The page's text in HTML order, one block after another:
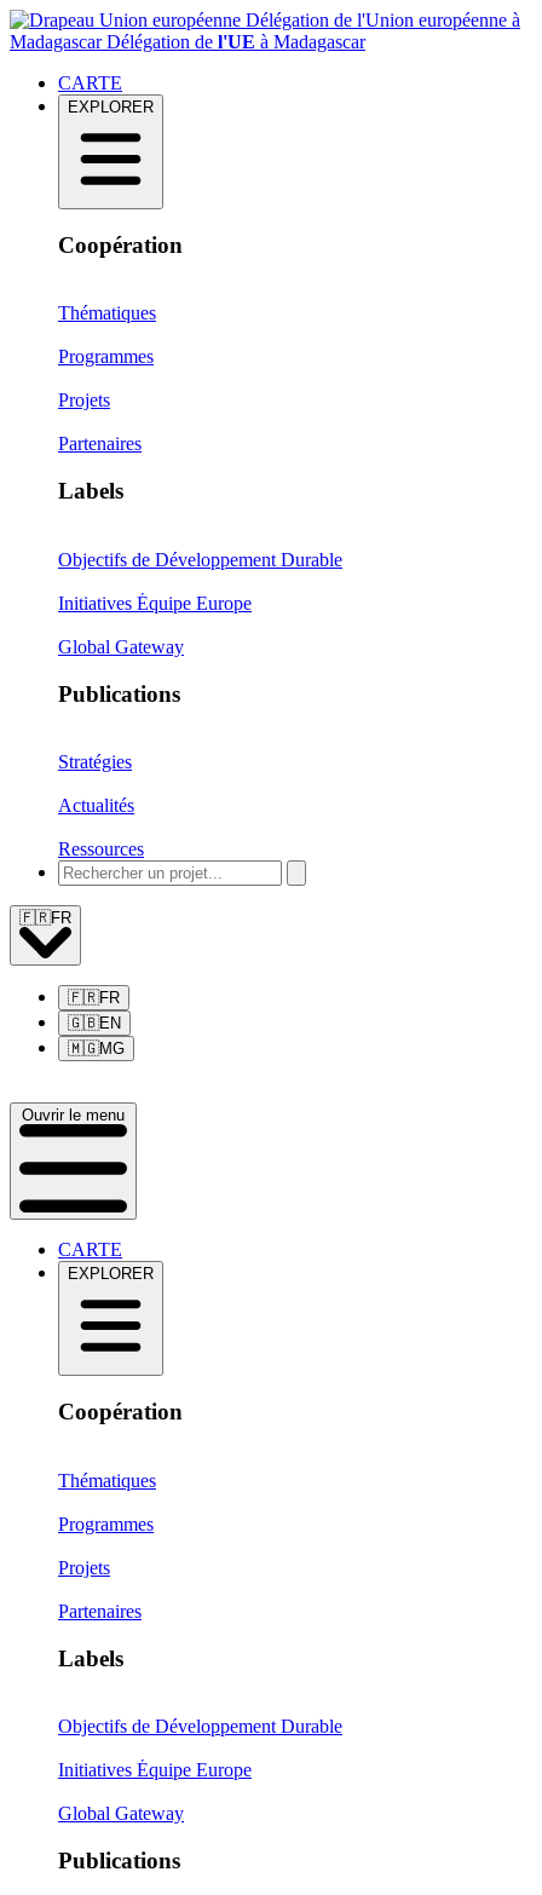
Délégation de l'Union européenne à
MadagascarDélégation de l'UE à Madagascar
CARTE
EXPLORER
Coopération
Thématiques
Programmes
Projets
Partenaires
Labels
Objectifs de Développement Durable
Initiatives Équipe Europe
Global Gateway
Publications
Stratégies
Actualités
Ressources
🇫🇷FR
🇫🇷FR
🇬🇧EN
🇲🇬MG
Ouvrir le menu
CARTE
EXPLORER
Coopération
Thématiques
Programmes
Projets
Partenaires
Labels
Objectifs de Développement Durable
Initiatives Équipe Europe
Global Gateway
Publications